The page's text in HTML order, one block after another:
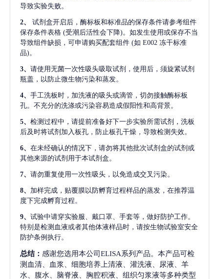
导致实验失败。
2、
试剂盒开启后，酶标板和标准品的保存条件请参考组件
保存条件表格 (受潮后活性会下降)。如发生使用或保存不当
导致组件缺损，可申请购买配套组件 (如 E002 冻干标准
品)。
3、 请使用无菌一次性吸头吸取试剂，使用后，须旋紧试剂
瓶盖，以防止微生物污染和蒸发。
4、 手工洗板时，加洗液的吸头或滴管，切勿接触酶标板
孔。不充分的洗涤或污染容易造成假阳性和高背景。
5、 检测过程中，请提前准备好下一步实验所需试剂，洗板
后及时将试剂加入板孔，防止板孔干燥，导致检测失效。
6、 在未经确认的情况下，请勿将其他批次试剂盒的试剂或
其他来源的试剂用于本试剂盒。
7、 请勿重复使用一次性吸头，以免造成交叉污染。
8、 加样完成，贴覆膜以防孵育过程样品的蒸发，在推荐温
度下完成孵育过程。
9、 试验中请穿实验服、戴口罩、手套等，做好防护工作。
特别是检测血液或者其他体液样品时，请按生物试验室安全
防护条例执行。
总结： 感谢您选用本公司ELISA系列产品。本产品可检
测血清、血浆、细胞培养上清液、灌洗液、尿液、羊
水、腹水、脑脊液、胸腔积液、组织匀浆液等多种类型